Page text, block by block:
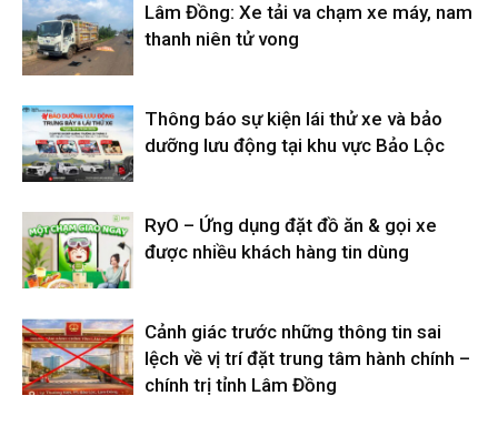
Lâm Đồng: Xe tải va chạm xe máy, nam
thanh niên tử vong
Thông báo sự kiện lái thử xe và bảo
dưỡng lưu động tại khu vực Bảo Lộc
RyO – Ứng dụng đặt đồ ăn & gọi xe
được nhiều khách hàng tin dùng
Cảnh giác trước những thông tin sai
lệch về vị trí đặt trung tâm hành chính –
chính trị tỉnh Lâm Đồng